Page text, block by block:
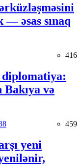
— əsas sınaq
416
və
459
yeni